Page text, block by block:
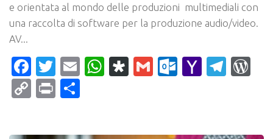
e orientata al mondo delle produzioni multimediali con
una raccolta di software per la produzione audio/video.
AV...
Facebook
Twitter
EmailWhatsApp
Diaspora
Gmail Yahoo
CopyPrint